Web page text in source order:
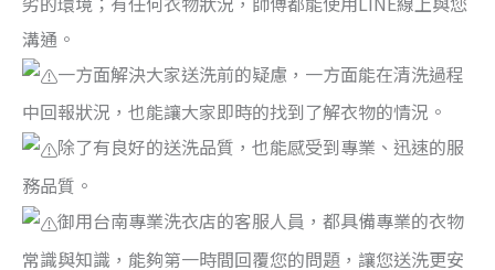
溝通。
一方面解決大家送洗前的疑慮，一方面能在清洗過程
中回報狀況，也能讓大家即時的找到了解衣物的情況。
除了有良好的送洗品質，也能感受到專業、迅速的服
務品質。
御用台南專業洗衣店的客服人員，都具備專業的衣物
常識與知識，能夠第一時間回覆您的問題，讓您送洗更安